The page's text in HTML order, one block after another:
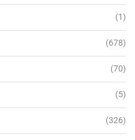
(1)
(678)
(70)
(5)
(326)